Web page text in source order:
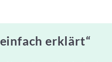
erklärt“